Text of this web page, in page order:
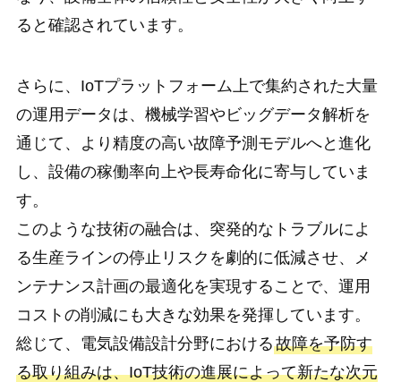
ると確認されています。
さらに、IoTプラットフォーム上で集約された大量
の運用データは、機械学習やビッグデータ解析を
通じて、より精度の高い故障予測モデルへと進化
し、設備の稼働率向上や長寿命化に寄与していま
す。
このような技術の融合は、突発的なトラブルによ
る生産ラインの停止リスクを劇的に低減させ、メ
ンテナンス計画の最適化を実現することで、運用
コストの削減にも大きな効果を発揮しています。
総じて、電気設備設計分野における故障を予防す
る取り組みは、IoT技術の進展によって新たな次元